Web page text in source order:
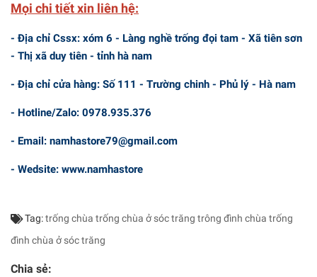
Mọi chi tiết xin liên hệ:
- Địa chỉ Cssx: xóm 6 - Làng nghề trống đọi tam - Xã tiên sơn
- Thị xã duy tiên - tỉnh hà nam
- Địa chỉ cửa hàng: Số 111 - Trường chinh - Phủ lý - Hà nam
- Hotline/Zalo: 0978.935.376
- Email: namhastore79@gmail.com
- Wedsite: www.namhastore
Tag:trống chùa trống chùa ở sóc trăng trông đình chùa trống
đình chùa ở sóc trăng
Chia sẻ: